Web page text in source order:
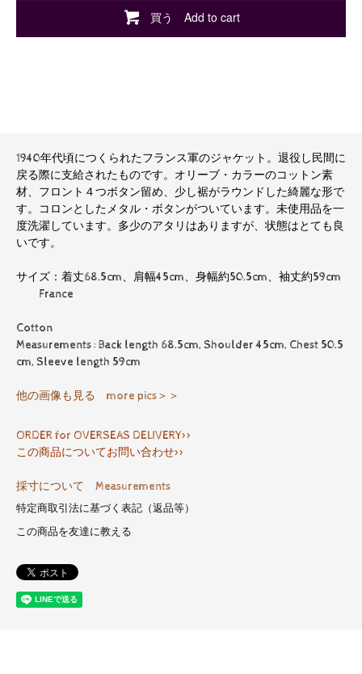
買う Add to cart
1940年代頃につくられたフランス軍のジャケット。退役し民間に
戻る際に支給されたものです。オリーブ・カラーのコットン素
材、フロント４つボタン留め、少し裾がラウンドした綺麗な形で
す。コロンとしたメタル・ボタンがついています。未使用品を一
度洗濯しています。多少のアタリはありますが、状態はとても良
いです。
サイズ：着丈68.5cm、肩幅45cm、身幅約50.5cm、袖丈約59cm
France
Cotton
Measurements : Back length 68.5cm, Shoulder 45cm, Chest 50.5
cm, Sleeve length 59cm
他の画像も見る more pics＞＞
ORDER for OVERSEAS DELIVERY>>
この商品についてお問い合わせ>>
採寸について Measurements
特定商取引法に基づく表記（返品等）
この商品を友達に教える